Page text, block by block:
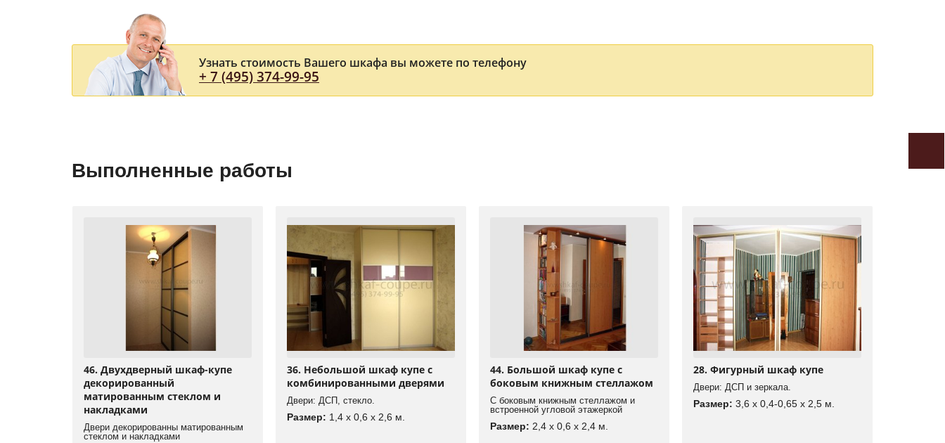
Узнать стоимость Вашего шкафа вы можете по телефону
+ 7 (495) 374-99-95
Выполненные работы
46. Двухдверный шкаф-купе
декорированный
матированным стеклом и
накладками
Двери декорированны матированным
стеклом и накладками
36. Небольшой шкаф купе с
комбинированными дверями
Двери: ДСП, стекло.
Размер: 1,4 x 0,6 x 2,6 м.
44. Большой шкаф купе с
боковым книжным стеллажом
С боковым книжным стеллажом и
встроенной угловой этажеркой
Размер: 2,4 x 0,6 x 2,4 м.
28. Фигурный шкаф купе
Двери: ДСП и зеркала.
Размер: 3,6 x 0,4-0,65 x 2,5 м.